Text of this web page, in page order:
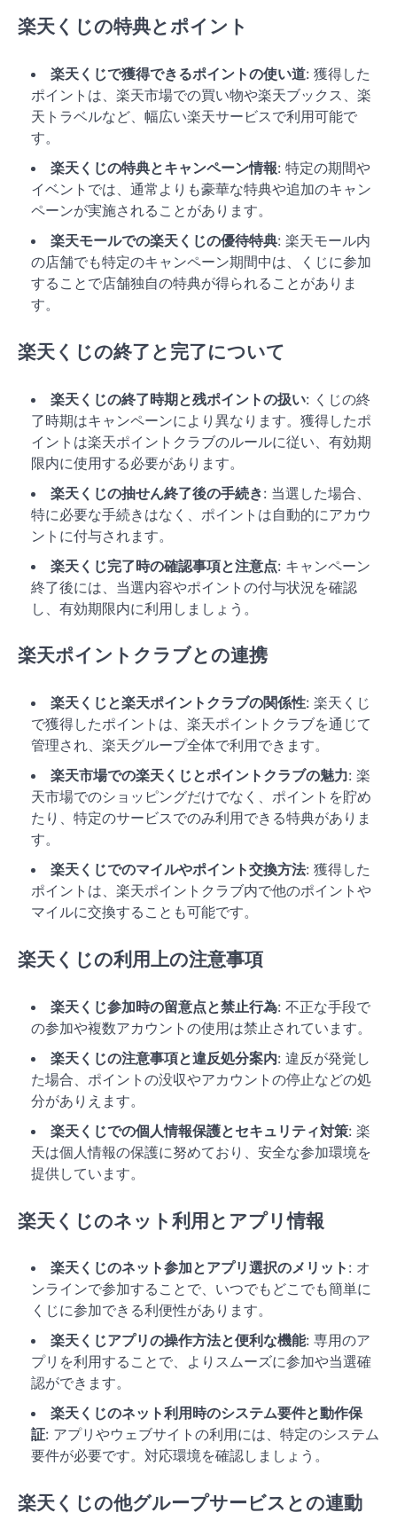
楽天くじの特典とポイント
楽天くじで獲得できるポイントの使い道: 獲得した
ポイントは、楽天市場での買い物や楽天ブックス、楽
天トラベルなど、幅広い楽天サービスで利用可能で
す。
楽天くじの特典とキャンペーン情報: 特定の期間や
イベントでは、通常よりも豪華な特典や追加のキャン
ペーンが実施されることがあります。
楽天モールでの楽天くじの優待特典: 楽天モール内
の店舗でも特定のキャンペーン期間中は、くじに参加
することで店舗独自の特典が得られることがありま
す。
楽天くじの終了と完了について
楽天くじの終了時期と残ポイントの扱い: くじの終
了時期はキャンペーンにより異なります。獲得したポ
イントは楽天ポイントクラブのルールに従い、有効期
限内に使用する必要があります。
楽天くじの抽せん終了後の手続き: 当選した場合、
特に必要な手続きはなく、ポイントは自動的にアカウ
ントに付与されます。
楽天くじ完了時の確認事項と注意点: キャンペーン
終了後には、当選内容やポイントの付与状況を確認
し、有効期限内に利用しましょう。
楽天ポイントクラブとの連携
楽天くじと楽天ポイントクラブの関係性: 楽天くじ
で獲得したポイントは、楽天ポイントクラブを通じて
管理され、楽天グループ全体で利用できます。
楽天市場での楽天くじとポイントクラブの魅力: 楽
天市場でのショッピングだけでなく、ポイントを貯め
たり、特定のサービスでのみ利用できる特典がありま
す。
楽天くじでのマイルやポイント交換方法: 獲得した
ポイントは、楽天ポイントクラブ内で他のポイントや
マイルに交換することも可能です。
楽天くじの利用上の注意事項
楽天くじ参加時の留意点と禁止行為: 不正な手段で
の参加や複数アカウントの使用は禁止されています。
楽天くじの注意事項と違反処分案内: 違反が発覚し
た場合、ポイントの没収やアカウントの停止などの処
分がありえます。
楽天くじでの個人情報保護とセキュリティ対策: 楽
天は個人情報の保護に努めており、安全な参加環境を
提供しています。
楽天くじのネット利用とアプリ情報
楽天くじのネット参加とアプリ選択のメリット : オ
ンラインで参加することで、いつでもどこでも簡単に
くじに参加できる利便性があります。
楽天くじアプリの操作方法と便利な機能: 専用のア
プリを利用することで、よりスムーズに参加や当選確
認ができます。
楽天くじのネット利用時のシステム要件と動作保
証: アプリやウェブサイトの利用には、特定のシステム
要件が必要です。対応環境を確認しましょう。
楽天くじの他グループサービスとの連動